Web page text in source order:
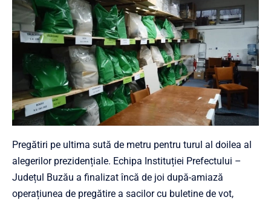
Pregătiri pe ultima sută de metru pentru turul al doilea al
alegerilor prezidențiale. Echipa Instituției Prefectului –
Județul Buzău a finalizat încă de joi după-amiază
operațiunea de pregătire a sacilor cu buletine de vot,